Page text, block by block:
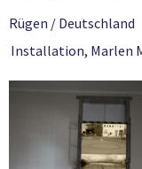
Rügen / Deutschland
Installation, Marlen